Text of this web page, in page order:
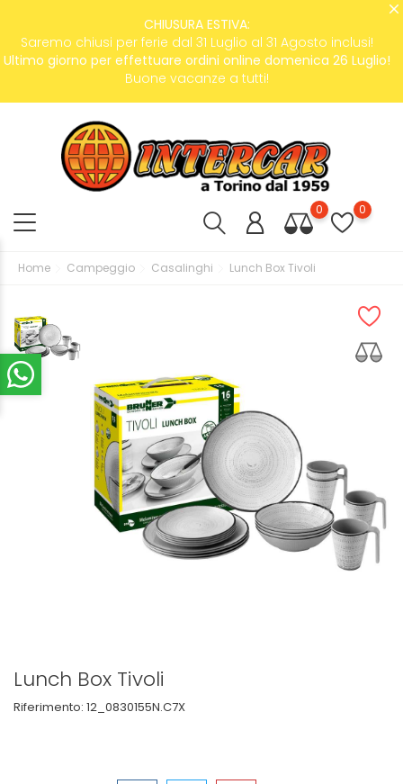
CHIUSURA ESTIVA:
Saremo chiusi per ferie dal 31 Luglio al 31 Agosto inclusi!
Ultimo giorno per effettuare ordini online domenica 26 Luglio!
Buone vacanze a tutti!
0 0
Home Campeggio Casalinghi Lunch Box Tivoli
Lunch Box Tivoli
Riferimento: 12_0830155N.C7X